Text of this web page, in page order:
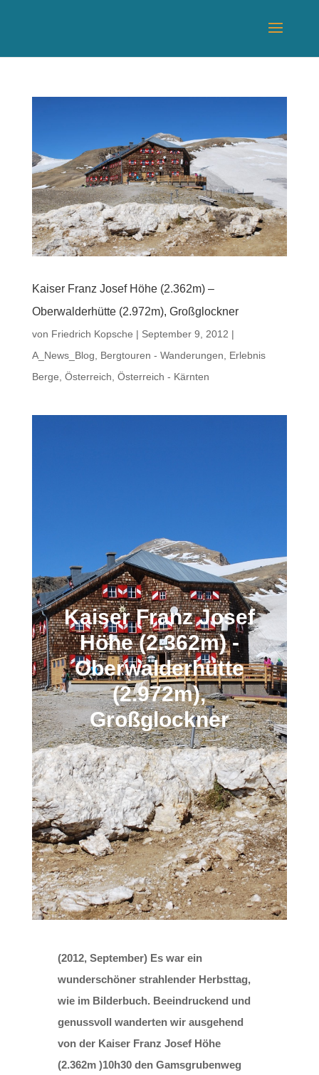
Kaiser Franz Josef Höhe (2.362m) –
Oberwalderhütte (2.972m), Großglockner
von Friedrich Kopsche | September 9, 2012 |
A_News_Blog
Bergtouren - Wanderungen
Erlebnis
Berge Österreich Österreich - Kärnten
Kaiser Franz Josef
Höhe (2.362m) -
Oberwalderhütte
(2.972m),
Großglockner
(2012, September) Es war ein
wunderschöner strahlender Herbsttag,
wie im Bilderbuch. Beeindruckend und
genussvoll wanderten wir ausgehend
von der Kaiser Franz Josef Höhe
(2.362m )10h30 den Gamsgrubenweg